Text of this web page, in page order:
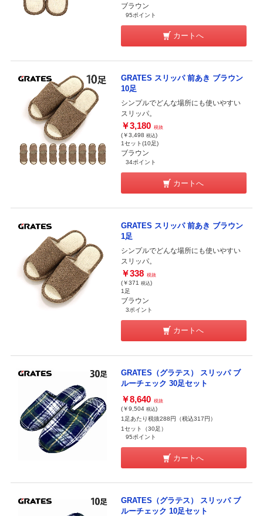
ブラウン
95ポイント
カートへ
GRATES スリッパ 前あき ブラウン
10足
シンプルでどんな場所にも使いやすい
スリッパ。
￥3,180 税抜
(￥3,498 税込)
1セット(10足)
ブラウン
34ポイント
カートへ
GRATES スリッパ 前あき ブラウン
1足
シンプルでどんな場所にも使いやすい
スリッパ。
￥338 税抜
(￥371 税込)
1足
ブラウン
3ポイント
カートへ
GRATES（グラテス） スリッパ ブ
ルーチェック 30足セット
￥8,640 税抜
(￥9,504 税込)
1足あたり税抜288円（税込317円）
1セット（30足）
95ポイント
カートへ
GRATES（グラテス） スリッパ ブ
ルーチェック 10足セット